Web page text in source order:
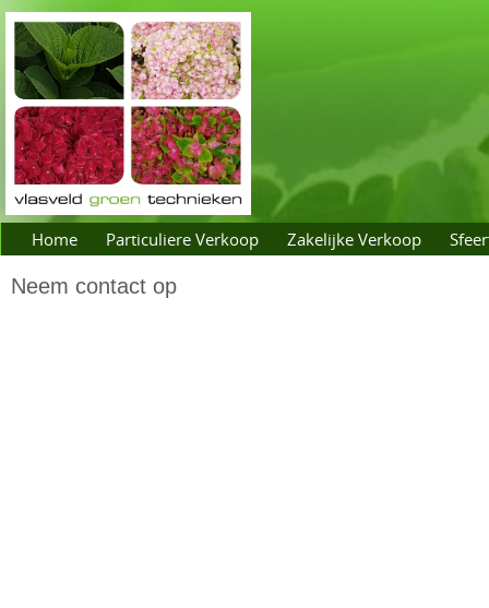
Home Particuliere Verkoop Zakelijke Verkoop
Neem contact op